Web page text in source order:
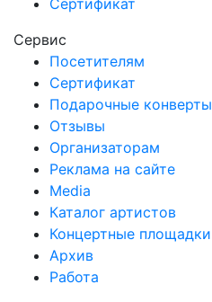
Сервис
Посетителям
Сертификат
Подарочные конверты
Отзывы
Организаторам
Реклама на сайте
Media
Каталог артистов
Концертные площадки
Архив
Работа